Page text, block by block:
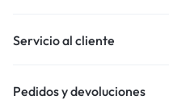
Servicio al cliente
Pedidos y devoluciones